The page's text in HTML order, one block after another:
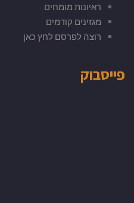
ראיונות מומחים
מגזינים קודמים
רוצה לפרסם לחץ כאן
פייסבוק